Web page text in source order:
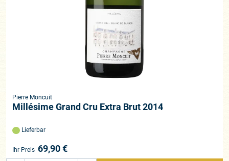
Pierre Moncuit
Millésime Grand Cru Extra Brut 2014
Lieferbar
Ihr Preis 69,90€